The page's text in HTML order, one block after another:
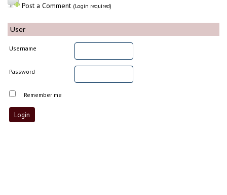
Post a Comment (Login required)
User
Username
Password
Remember me